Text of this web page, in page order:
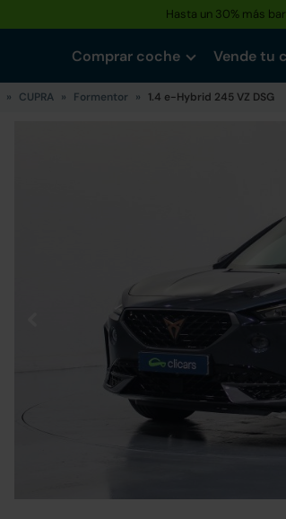
Reserva tu
Comprar coche Vende tu
CUPRA Formentor 1.4 e-Hybrid 245 VZ DSG